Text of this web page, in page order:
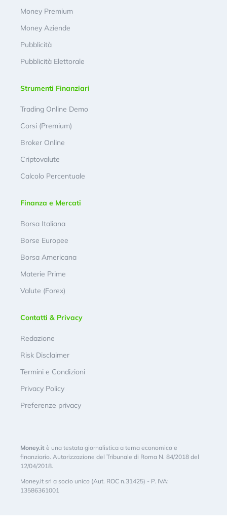
Money Premium
Money Aziende
Pubblicità
Pubblicità Elettorale
Strumenti Finanziari
Trading Online Demo
Corsi (Premium)
Broker Online
Criptovalute
Calcolo Percentuale
Finanza e Mercati
Borsa Italiana
Borse Europee
Borsa Americana
Materie Prime
Valute (Forex)
Contatti & Privacy
Redazione
Risk Disclaimer
Termini e Condizioni
Privacy Policy
Preferenze privacy
Money.it è una testata giornalistica a tema economico e
finanziario. Autorizzazione del Tribunale di Roma N. 84/2018 del
12/04/2018.
Money.it srl a socio unico (Aut. ROC n.31425) - P. IVA:
13586361001